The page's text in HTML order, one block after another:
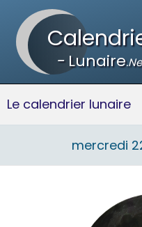
-Lunaire
Le calendrier lunaire
mercredi